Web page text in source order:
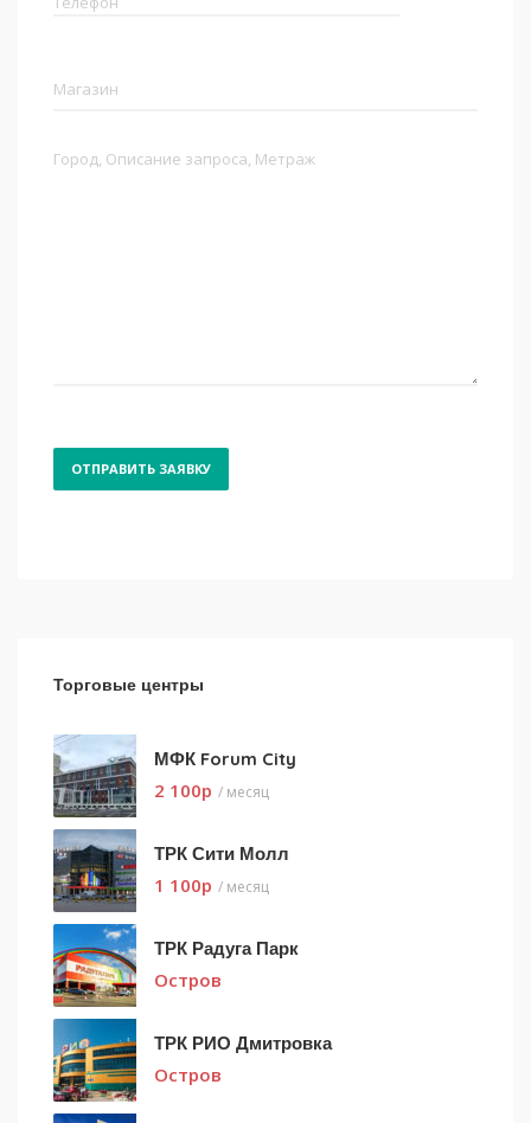
Торговые центры
МФК Forum City
2 100p / месяц
ТРК Сити Молл
1 100p / месяц
ТРК Радуга Парк
Остров
ТРК РИО Дмитровка
Остров